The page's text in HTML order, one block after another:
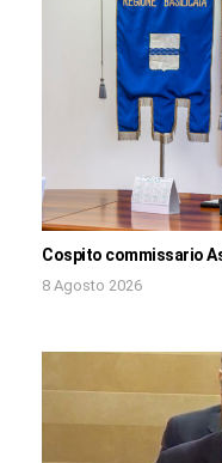
Cospito commissario
8 Agosto 2026